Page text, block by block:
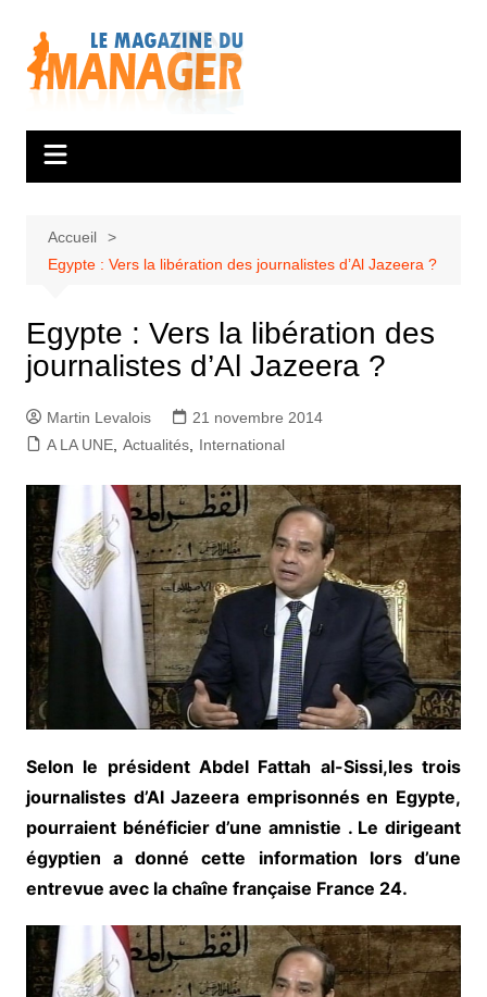
contenu
Accueil
Egypte : Vers la libération des journalistes d’Al Jazeera ?
Egypte : Vers la libération des
journalistes d’Al Jazeera ?
Martin Levalois
21 novembre 2014
A LA UNE, Actualités, International
Selon le président Abdel Fattah al-Sissi,les trois
journalistes d’Al Jazeera emprisonnés en Egypte,
pourraient bénéficier d’une amnistie . Le dirigeant
égyptien a donné cette information lors d’une
entrevue avec la chaîne française France 24.